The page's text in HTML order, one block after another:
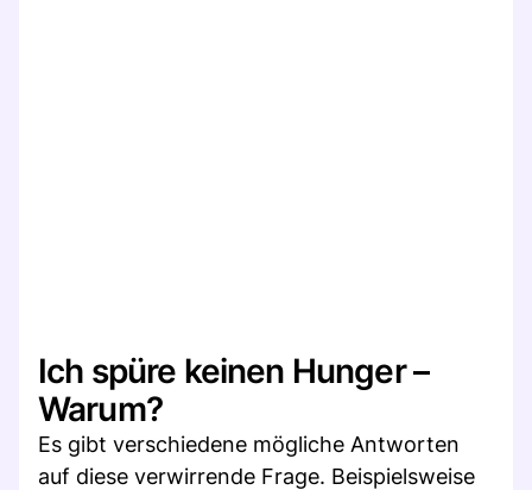
Ich spüre keinen Hunger –
Warum?
Es gibt verschiedene mögliche Antworten
auf diese verwirrende Frage. Beispielsweise